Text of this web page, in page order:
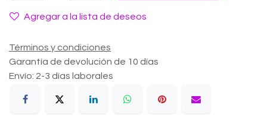
Agregar a la lista de deseos
Términos y condiciones
Garantía de devolución de 10 días
Envío: 2-3 días laborales